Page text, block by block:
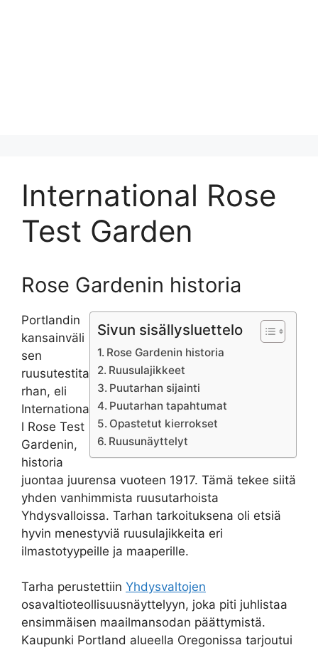
International Rose
Test Garden
Rose Gardenin historia
Sivun sisällysluettelo
Rose Gardenin historia
Ruusulajikkeet
Puutarhan sijainti
Puutarhan tapahtumat
Opastetut kierrokset
Ruusunäyttelyt
Portlandin
kansainväli
sen
ruusutestita
rhan, eli
Internationa
l Rose Test
Gardenin,
historia
juontaa juurensa vuoteen 1917. Tämä tekee siitä
yhden vanhimmista ruusutarhoista
Yhdysvalloissa. Tarhan tarkoituksena oli etsiä
hyvin menestyviä ruusulajikkeita eri
ilmastotyypeille ja maaperille.
Tarha perustettiin Yhdysvaltojen
osavaltioteollisuusnäyttelyyn, joka piti juhlistaa
ensimmäisen maailmansodan päättymistä.
Kaupunki Portland alueella Oregonissa tarjoutui